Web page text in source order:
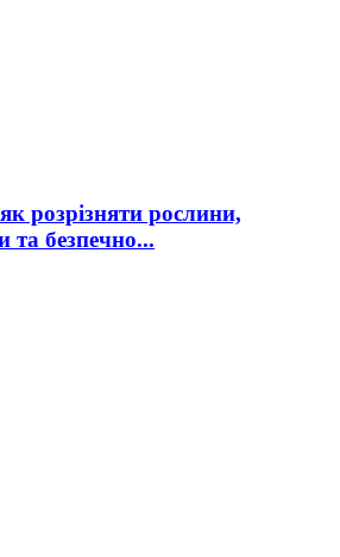
розрізняти рослини,
та безпечно...